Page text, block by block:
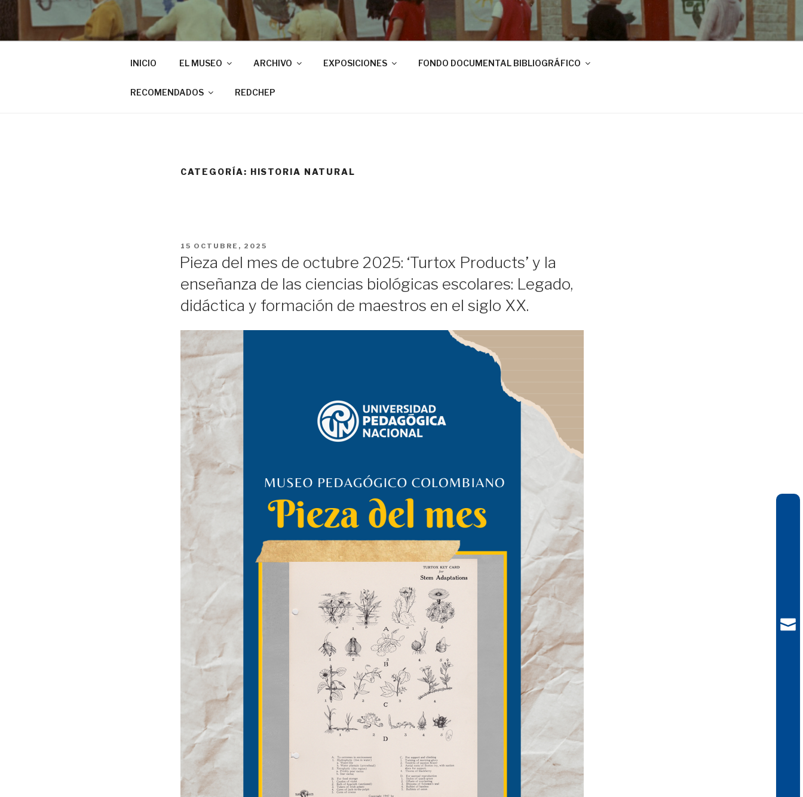
INICIO EL MUSEO ARCHIVO EXPOSICIONES FONDO DOCUMENTAL BIBLIOGRÁFICO
RECOMENDADOS REDCHEP
CATEGORÍA: HISTORIA NATURAL
PUBLICADO
15 OCTUBRE, 2025
Pieza del mes de octubre 2025: ‘Turtox Products’ y la
enseñanza de las ciencias biológicas escolares: Legado,
didáctica y formación de maestros en el siglo XX.